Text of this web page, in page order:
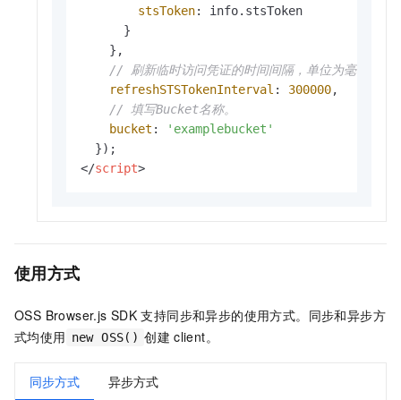
stsToken: info. stsToken
      }
    },
// 刷新临时访问凭证的时间间隔，单位为毫秒。
refreshSTSTokenInterval : 300000,
// 填写Bucket名称。
bucket :
'examplebucket'
</script>
使用方式
OSS Browser.js SDK 支持同步和异步的使用方式。同步和异步方
式均使用 new OSS() 创建 client。
同步方式 异步方式